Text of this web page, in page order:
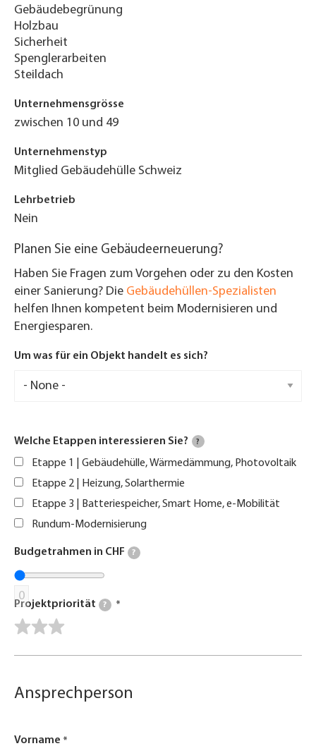
Gebäudebegrünung
Holzbau
Sicherheit
Spenglerarbeiten
Steildach
Unternehmensgrösse
zwischen 10 und 49
Unternehmenstyp
Mitglied Gebäudehülle Schweiz
Lehrbetrieb
Nein
Planen Sie eine Gebäudeerneuerung?
Haben Sie Fragen zum Vorgehen oder zu den Kosten
einer Sanierung? Die Gebäudehüllen-Spezialisten
helfen Ihnen kompetent beim Modernisieren und
Energiesparen.
Um was für ein Objekt handelt es sich?
Welche Etappen interessieren Sie? ?
Etappe 1 | Gebäudehülle, Wärmedämmung, Photovoltaik
Etappe 2 | Heizung, Solarthermie
Etappe 3 | Batteriespeicher, Smart Home, e-Mobilität
Rundum-Modernisierung
Budgetrahmen in CHF ?
0
Projektpriorität ?
Ansprechperson
Vorname